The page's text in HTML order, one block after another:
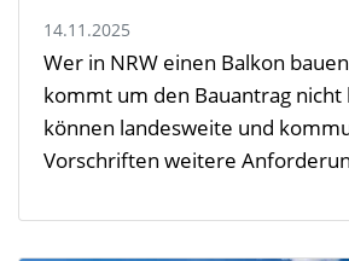
14.11.2025
Wer in NRW einen Balkon
kommt um den Bauantrag
können landesweite und
Vorschriften weitere